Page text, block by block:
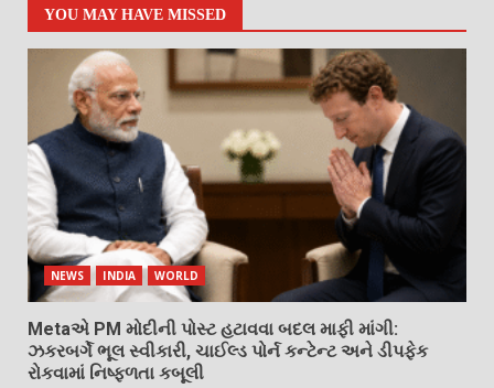
YOU MAY HAVE MISSED
NEWS INDIA WORLD
Metaએ PM મોદીની પોસ્ટ હટાવવા બદલ માફી માંગી:
ઝકરબર્ગે ભૂલ સ્વીકારી, ચાઈલ્ડ પોર્ન કન્ટેન્ટ અને ડીપફેક
રોકવામાં નિષ્ફળતા કબૂલી